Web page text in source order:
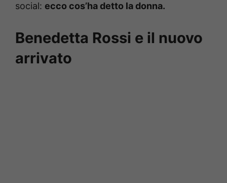
social: ecco cos’ha detto la donna.
Benedetta Rossi e il nuovo
arrivato